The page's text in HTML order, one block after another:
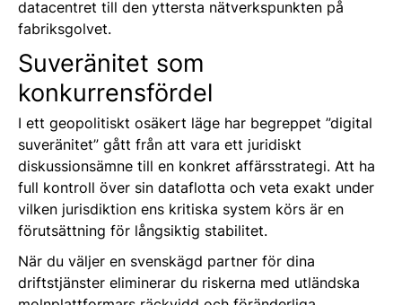
datacentret till den yttersta nätverkspunkten på
fabriksgolvet.
Suveränitet som
konkurrensfördel
I ett geopolitiskt osäkert läge har begreppet ”digital
suveränitet” gått från att vara ett juridiskt
diskussionsämne till en konkret affärsstrategi. Att ha
full kontroll över sin dataflotta och veta exakt under
vilken jurisdiktion ens kritiska system körs är en
förutsättning för långsiktig stabilitet.
När du väljer en svenskägd partner för dina
driftstjänster eliminerar du riskerna med utländska